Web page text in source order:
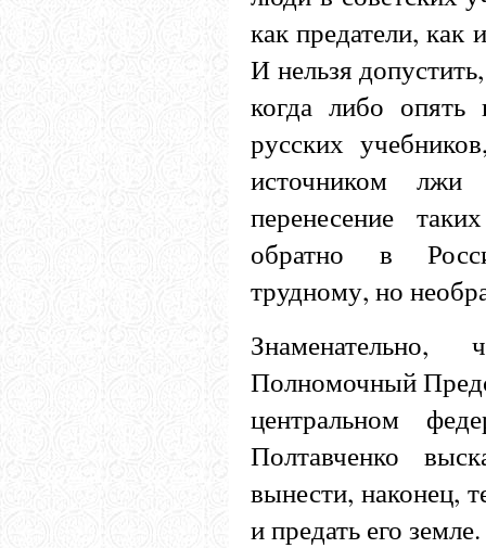
как предатели, как
И нельзя
когда либо опять
русских
источником
перенесение
обратно в
трудному, но
Полномочный
центральном
Полтавченко
вынести, наконец,
и предать его земле.